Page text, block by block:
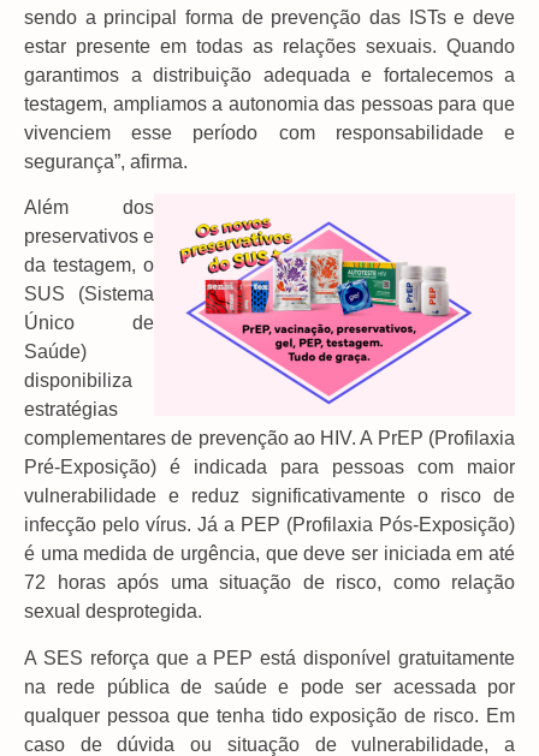
sendo a principal forma de prevenção das ISTs e deve
estar presente em todas as relações sexuais. Quando
garantimos a distribuição adequada e fortalecemos a
testagem, ampliamos a autonomia das pessoas para que
vivenciem esse período com responsabilidade e
segurança”, afirma.
Além dos
preservativos e
da testagem, o
SUS (Sistema
Único de
Saúde)
disponibiliza
estratégias
complementares de prevenção ao HIV. A PrEP (Profilaxia
Pré-Exposição) é indicada para pessoas com maior
vulnerabilidade e reduz significativamente o risco de
infecção pelo vírus. Já a PEP (Profilaxia Pós-Exposição)
é uma medida de urgência, que deve ser iniciada em até
72 horas após uma situação de risco, como relação
sexual desprotegida.
A SES reforça que a PEP está disponível gratuitamente
na rede pública de saúde e pode ser acessada por
qualquer pessoa que tenha tido exposição de risco. Em
caso de dúvida ou situação de vulnerabilidade, a